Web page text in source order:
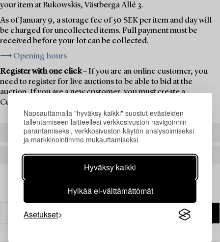
Napsauttamalla "hyväksy kaikki" suostut evästeiden
tallentamiseen laitteellesi verkkosivuston navigoinnin
parantamiseksi, verkkosivuston käytön analysoimiseksi
ja markkinointimme mukauttamiseksi.
Hyväksy kaikki
Hylkää ei-välttämättömät
Asetukset
your item at Bukowskis, Västberga Allé 3.
As of January 9, a storage fee of 50 SEK per item and day will
be charged for uncollected items. Full payment must be
received before your lot can be collected.
⟶ Opening hours
Register with one click– If you are an online customer, you
need to register for live auctions to be able to bid at the
auction. If you are a new customer, you must create a
Customer Account first.
REGISTER TO BID
CREATE AN ACCOUNT